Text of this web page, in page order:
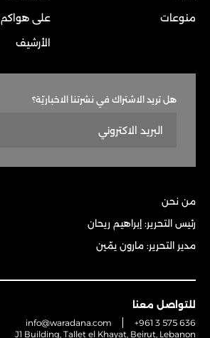
منوعات
على هواكم
الأرشيف
هل تريد الاشتراك في نشرتنا الاخباريّة؟
من نحن
رئيس التحرير: إبراهيم ريحان
مدير التحرير: مارون يمّين
للتواصل معنا
info@waradana.com
+961 3 575 636
J1 Building, Tallet el Khayat, Beirut, Lebanon